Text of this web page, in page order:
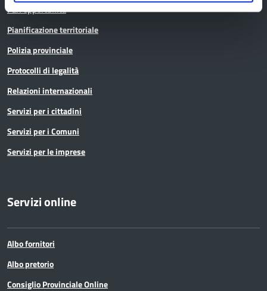
Pari opportunità
Pianificazione territoriale
Polizia provinciale
Protocolli di legalità
Relazioni internazionali
Servizi per i cittadini
Servizi per i Comuni
Servizi per le imprese
Servizi online
Albo fornitori
Albo pretorio
Consiglio Provinciale Online